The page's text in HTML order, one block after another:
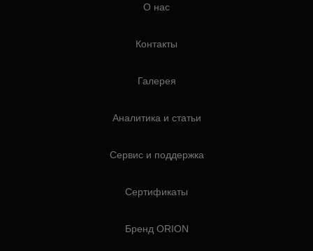
О нас
Контакты
Галерея
Аналитика и статьи
Сервис и поддержка
Сертификаты
Бренд ORION